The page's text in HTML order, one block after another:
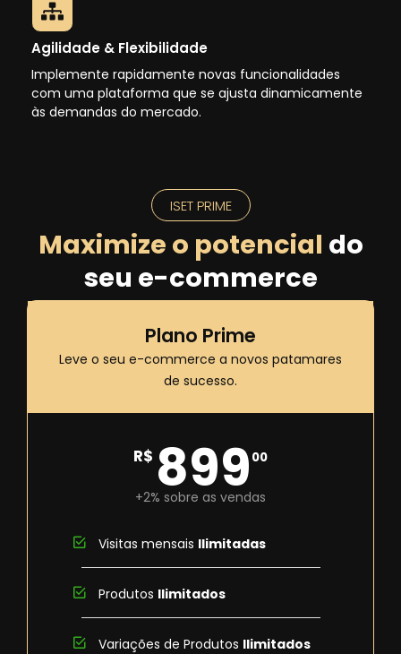
Agilidade & Flexibilidade
Implemente rapidamente novas funcionalidades
com uma plataforma que se ajusta dinamicamente
às demandas do mercado.
ISET PRIME
Maximize o potencial do
seu e-commerce
Plano Prime
Leve o seu e-commerce a novos patamares
de sucesso.
R$ 899 00
+2% sobre as vendas
Visitas mensais Ilimitadas
Produtos Ilimitados
Variações de Produtos Ilimitados